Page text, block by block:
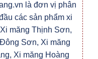
là đơn vị phân
các sản phẩm xi
măng Thịnh Sơn,
Sơn, Xi măng
Xi măng Hoàng